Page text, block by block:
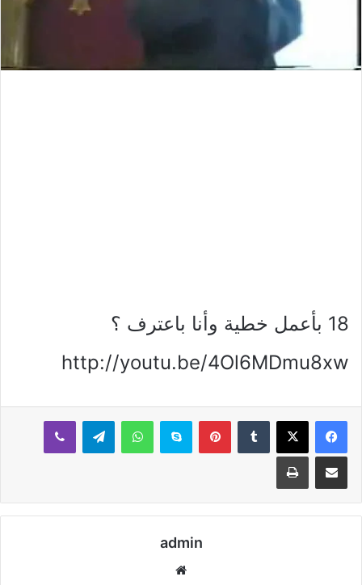
18 بأعمل خطية وأنا باعترف ؟
http://youtu.be/4Ol6MDmu8xw
بينتيريستسكايب واتساب تيلقرام ڤايبر
مشاركة عبر البريد طباعة
admin